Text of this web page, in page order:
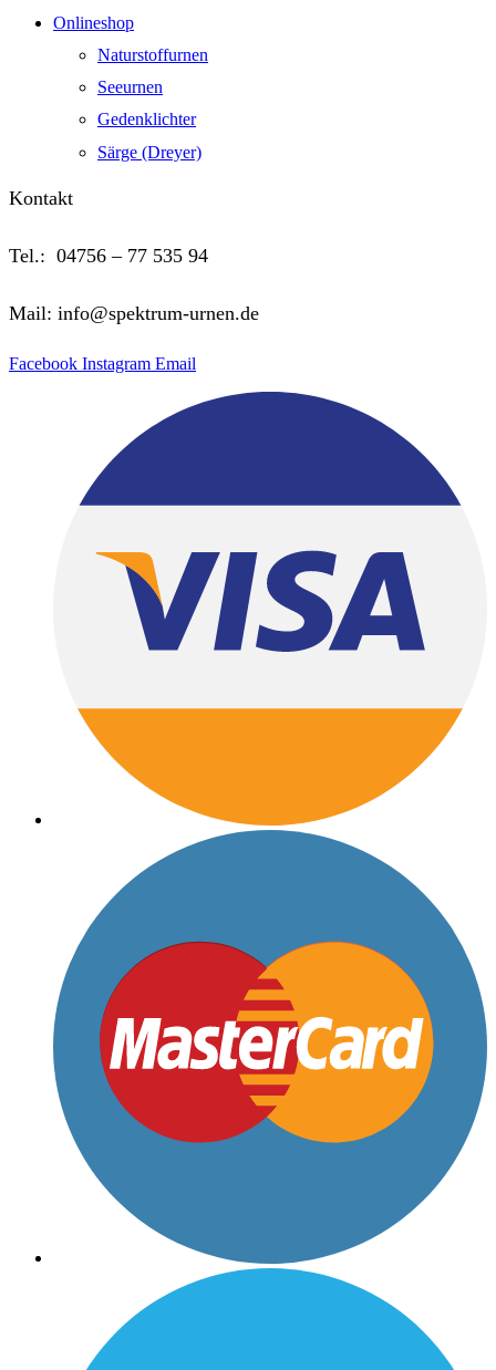
Onlineshop
Naturstoffurnen
Seeurnen
Gedenklichter
Särge (Dreyer)
Kontakt
Tel.: 04756 – 77 535 94
Mail: info@spektrum-urnen.de
Facebook Instagram Email